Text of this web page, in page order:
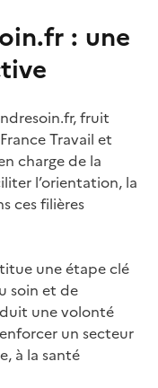
: une
fruit
Travail et
charge de la
l’orientation, la
ces filières
une étape clé
soin et de
une volonté
un secteur
à la santé